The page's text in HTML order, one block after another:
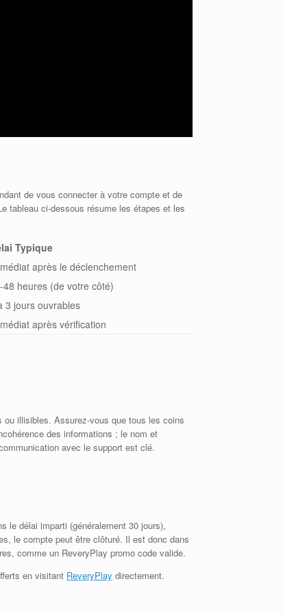
de vous connecter à votre compte et de
tableau ci-dessous résume les étapes et les
Typique
après le déclenchement
48 heures (de votre côté)
3 jours ouvrables
après vérification
ou illisibles. Assurez-vous que tous les coins
des informations ; le nom et
avec le support est clé.
le délai imparti (généralement 30 jours),
le compte peut être clôturé. Il est donc dans
comme un ReveryPlay promo code valide.
en visitant ReveryPlay directement.